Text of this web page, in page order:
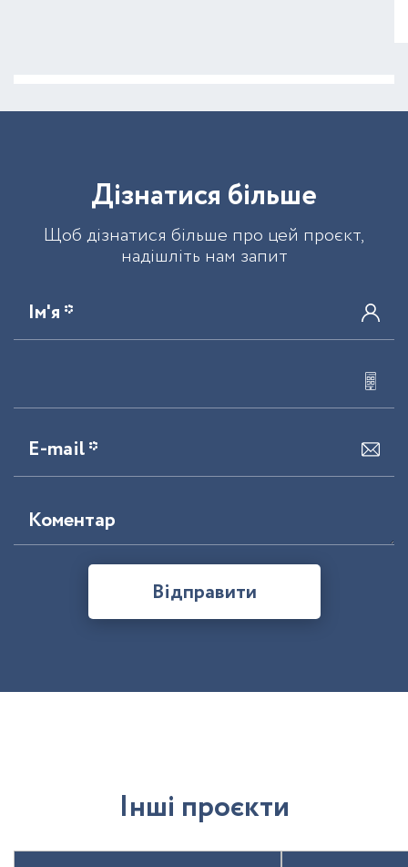
Дізнатися більше
Щоб дізнатися більше про цей проєкт,
надішліть нам запит
Ім'я *
E-mail *
Коментар
Відправити
Інші проєкти